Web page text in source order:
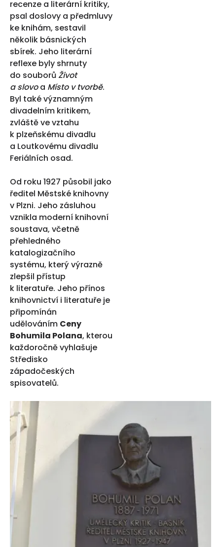
recenze a literární kritiky,
psal doslovy a předmluvy
ke knihám, sestavil
několik básnických
sbírek. Jeho literární
reflexe byly shrnuty
do souborů Život
a slovo a Místo v tvorbě.
Byl také významným
divadelním kritikem,
zvláště ve vztahu
k plzeňskému divadlu
a Loutkovému divadlu
Feriálních osad.
Od roku 1927 působil jako
ředitel Městské knihovny
v Plzni. Jeho zásluhou
vznikla moderní knihovní
soustava, včetně
přehledného
katalogizačního
systému, který výrazně
zlepšil přístup
k literatuře. Jeho přínos
knihovnictví i literatuře je
připomínán
udělováním Ceny
Bohumila Polana, kterou
každoročně vyhlašuje
Středisko
západočeských
spisovatelů.